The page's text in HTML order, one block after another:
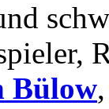
Bülow